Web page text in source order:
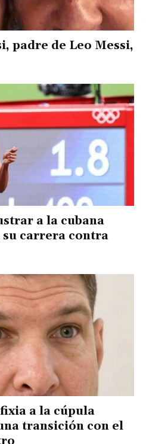
padre de Leo Messi,
a la cubana
su carrera contra
a la cúpula
transición con el